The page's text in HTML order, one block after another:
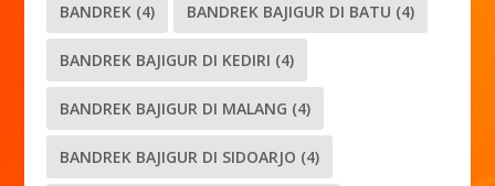
BANDREK (4) BANDREK BAJIGUR DI BATU (4)
BANDREK BAJIGUR DI KEDIRI (4)
BANDREK BAJIGUR DI MALANG (4)
BANDREK BAJIGUR DI SIDOARJO (4)